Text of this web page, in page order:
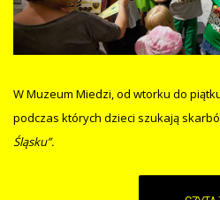
W Muzeum Miedzi, od wtorku do
podczas których dzieci szukają
Śląsku”.